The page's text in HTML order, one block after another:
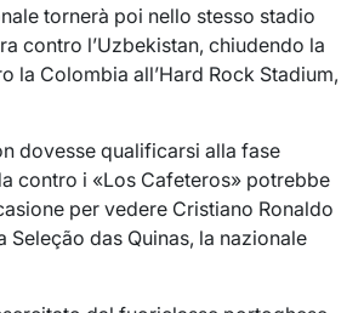
tornerà poi nello stesso stadio
contro l’Uzbekistan, chiudendo la
la Colombia all’Hard Rock Stadium,
dovesse qualificarsi alla fase
contro i «Los Cafeteros» potrebbe
per vedere Cristiano Ronaldo
Seleção das Quinas, la nazionale